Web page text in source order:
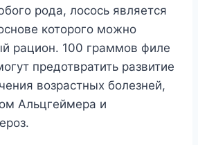
рода, лосось является
которого можно
рацион. 100 граммов филе
предотвратить развитие
возрастных болезней,
Альцгеймера и